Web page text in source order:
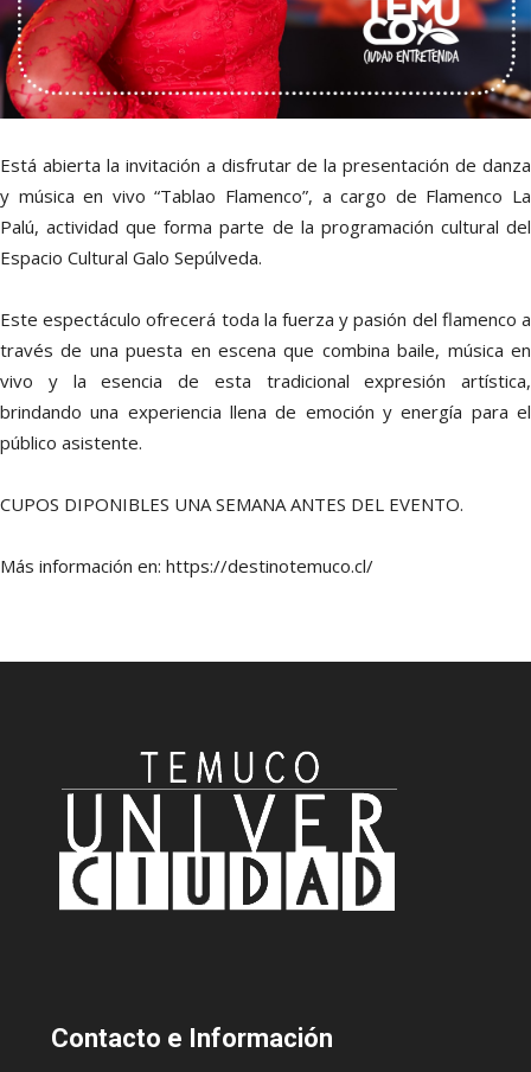
Está abierta la invitación a disfrutar de la presentación de danza
y música en vivo “Tablao Flamenco”, a cargo de Flamenco La
Palú, actividad que forma parte de la programación cultural del
Espacio Cultural Galo Sepúlveda.
Este espectáculo ofrecerá toda la fuerza y pasión del flamenco a
través de una puesta en escena que combina baile, música en
vivo y la esencia de esta tradicional expresión artística,
brindando una experiencia llena de emoción y energía para el
público asistente.
CUPOS DIPONIBLES UNA SEMANA ANTES DEL EVENTO.
Más información en: https://destinotemuco.cl/
Contacto e Información